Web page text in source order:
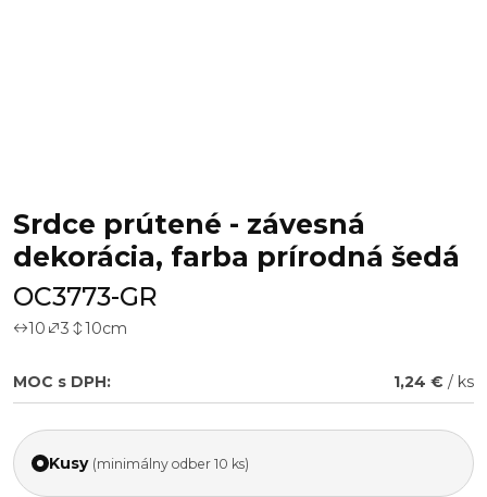
Srdce prútené - závesná
dekorácia, farba prírodná šedá
OC3773-GR
10 3 10cm
MOC s DPH: 1,24 € / ks
Kusy (minimálny odber 10 ks)